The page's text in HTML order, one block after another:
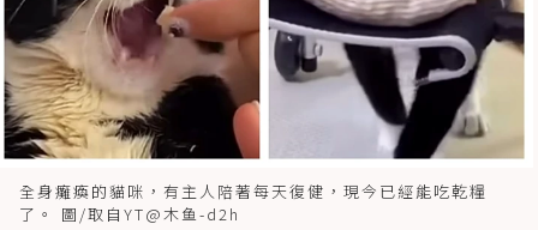
全身癱瘓的貓咪，有主人陪著每天復健，現今已經能吃乾糧
了。 圖/取自YT@木鱼-d2h